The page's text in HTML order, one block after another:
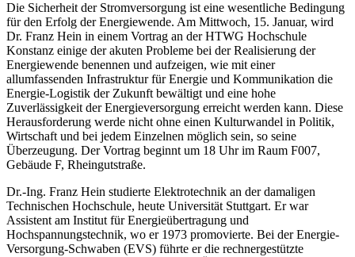
Die Sicherheit der Stromversorgung ist eine wesentliche Bedingung
für den Erfolg der Energiewende. Am Mittwoch, 15. Januar, wird
Dr. Franz Hein in einem Vortrag an der HTWG Hochschule
Konstanz einige der akuten Probleme bei der Realisierung der
Energiewende benennen und aufzeigen, wie mit einer
allumfassenden Infrastruktur für Energie und Kommunikation die
Energie-Logistik der Zukunft bewältigt und eine hohe
Zuverlässigkeit der Energieversorgung erreicht werden kann. Diese
Herausforderung werde nicht ohne einen Kulturwandel in Politik,
Wirtschaft und bei jedem Einzelnen möglich sein, so seine
Überzeugung. Der Vortrag beginnt um 18 Uhr im Raum F007,
Gebäude F, Rheingutstraße.
Dr.-Ing. Franz Hein studierte Elektrotechnik an der damaligen
Technischen Hochschule, heute Universität Stuttgart. Er war
Assistent am Institut für Energieübertragung und
Hochspannungstechnik, wo er 1973 promovierte. Bei der Energie-
Versorgung-Schwaben (EVS) führte er die rechnergestützte